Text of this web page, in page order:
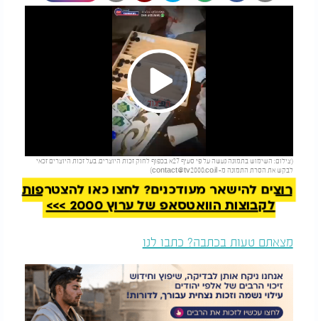
Play
Video
(צילום: השימוש בתמונה נעשה על פי סעיף 27א בכפוף לחוק זכות היוצרים. בעל זכות היוצרים זכאי
לבקש את הסרת התמונה מ- contact@tv2000.co.il
)
להמשך קריאה
רוצים להישאר מעודכנים? לחצו כאן להצטרפות
לקבוצות הוואטסאפ של ערוץ 2000 >>>
מצאתם טעות בכתבה? כתבו לנו